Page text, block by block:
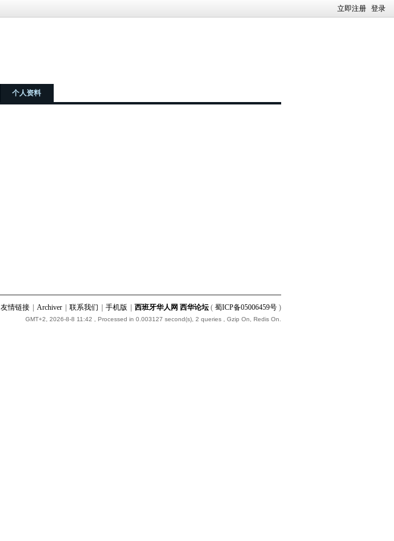
立即注册 登录
个人资料
友情链接 Archiver 联系我们 手机版 西班牙华人网 西华论坛 ( 蜀ICP备05006459号 )
GMT+2, 2026-8-8 11:42 , Processed in 0.003127 second(s), 2 queries , Gzip On, Redis On.